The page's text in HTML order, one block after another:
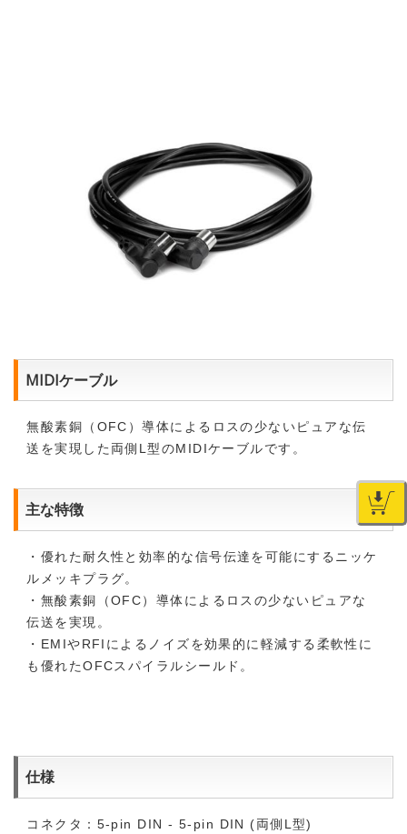
MIDIケーブル
無酸素銅（OFC）導体によるロスの少ないピュアな伝
送を実現した両側L型のMIDIケーブルです。
主な特徴
・優れた耐久性と効率的な信号伝達を可能にするニッケ
ルメッキプラグ。
・無酸素銅（OFC）導体によるロスの少ないピュアな
伝送を実現。
・EMIやRFIによるノイズを効果的に軽減する柔軟性に
も優れたOFCスパイラルシールド。
仕様
コネクタ：5-pin DIN - 5-pin DIN (両側L型)